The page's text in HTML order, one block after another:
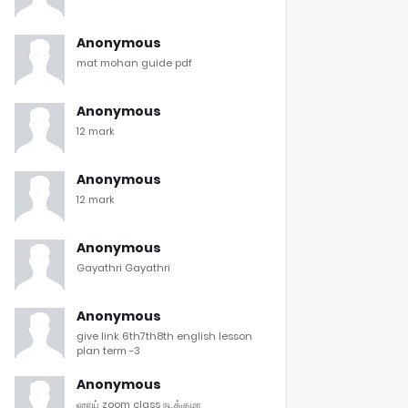
Anonymous
mat mohan guide pdf
Anonymous
12 mark
Anonymous
12 mark
Anonymous
Gayathri Gayathri
Anonymous
give link 6th7th8th english lesson
plan term -3
Anonymous
ஹாய் zoom class நடக்குமா